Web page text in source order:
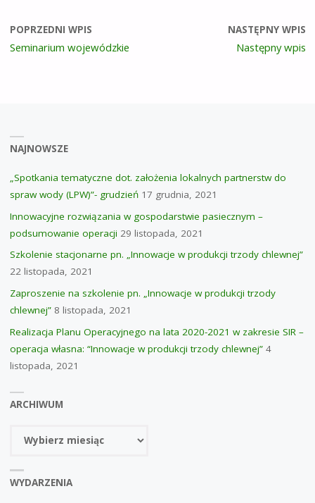
POPRZEDNI WPIS
Seminarium wojewódzkie
NASTĘPNY WPIS
Następny wpis
NAJNOWSZE
„Spotkania tematyczne dot. założenia lokalnych partnerstw do
spraw wody (LPW)”- grudzień 17 grudnia, 2021
Innowacyjne rozwiązania w gospodarstwie pasiecznym –
podsumowanie operacji 29 listopada, 2021
Szkolenie stacjonarne pn. „Innowacje w produkcji trzody chlewnej”
22 listopada, 2021
Zaproszenie na szkolenie pn. „Innowacje w produkcji trzody
chlewnej” 8 listopada, 2021
Realizacja Planu Operacyjnego na lata 2020-2021 w zakresie SIR –
operacja własna: “Innowacje w produkcji trzody chlewnej” 4
listopada, 2021
ARCHIWUM
WYDARZENIA